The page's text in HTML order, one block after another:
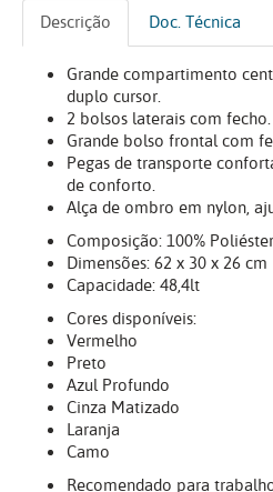
Descrição Doc. Técnica
Grande compartimento
duplo cursor.
2 bolsos laterais com fecho.
Grande bolso frontal com
Pegas de transporte
de conforto.
Alça de ombro em nylon,
Composição: 100%
Dimensões: 62 x 30 x 26 cm
Capacidade: 48,4lt
Cores disponíveis:
Vermelho
Preto
Azul Profundo
Cinza Matizado
Laranja
Camo
Recomendado para